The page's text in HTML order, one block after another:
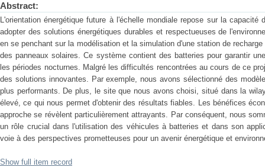
Abstract:
L'orientation énergétique future à l'échelle mondiale repose sur la
adopter des solutions énergétiques durables et respectueuses de
en se penchant sur la modélisation et la simulation d'une station de
des panneaux solaires. Ce système contient des batteries pour garantir
les périodes nocturnes. Malgré les difficultés rencontrées au cours de ce
des solutions innovantes. Par exemple, nous avons sélectionné des
plus performants. De plus, le site que nous avons choisi, situé dans la
élevé, ce qui nous permet d'obtenir des résultats fiables. Les bénéfices
approche se révèlent particulièrement attrayants. Par conséquent, nous
un rôle crucial dans l'utilisation des véhicules à batteries et dans son
voie à des perspectives prometteuses pour un avenir énergétique et
Show full item record